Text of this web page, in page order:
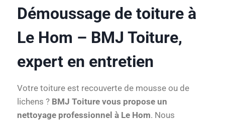
Démoussage de toiture à
Le Hom – BMJ Toiture,
expert en entretien
Votre toiture est recouverte de mousse ou de
lichens ? BMJ Toiture vous propose un
nettoyage professionnel à Le Hom. Nous